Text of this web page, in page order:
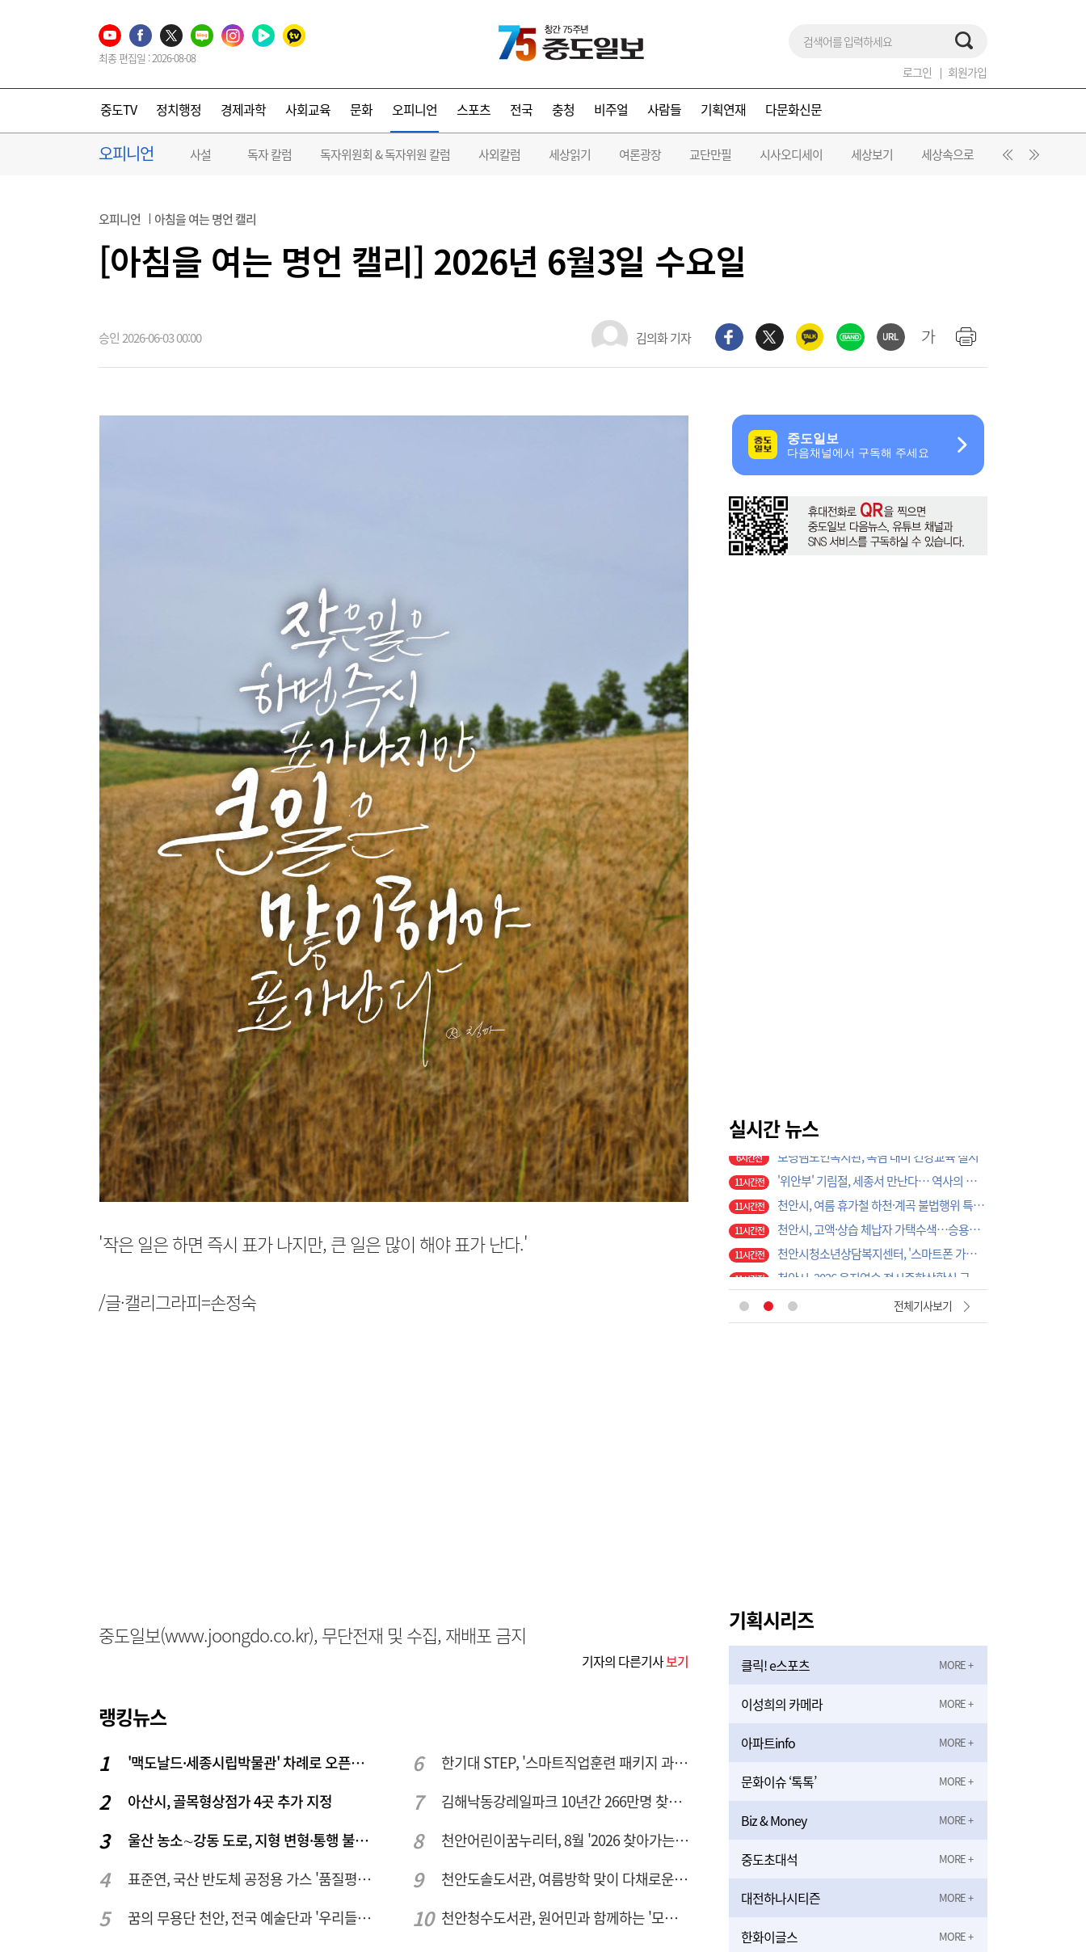
최종 편집일 : 2026-08-08
로그인 회원가입
중도TV 정치행정 경제과학 사회교육 문화 오피니언 스포츠 전국 충청 비주얼 사람들 기획연재 다문화신문
오피니언 사설 독자 칼럼 독자위원회 & 독자위원 칼럼 사외칼럼 세상읽기 여론광장 교단만필 시사오디세이 세상보기 세상속으로 춘하추동
오피니언 아침을 여는 명언 캘리
[아침을 여는 명언 캘리] 2026년 6월3일 수요일
승인 2026-06-03 00:00 김의화 기자
'작은 일은 하면 즉시 표가 나지만, 큰 일은 많이 해야 표가 난다.'
/글·캘리그라피=손정숙
중도일보(www.joongdo.co.kr), 무단전재 및 수집, 재배포 금지
기자의 다른기사보기
랭킹뉴스
'맥도날드·세종시립박물관' 차례로 오픈… 고운동 정주여건 좋아진다
아산시, 골목형상점가 4곳 추가 지정
울산 농소∼강동 도로, 지형 변형·통행 불편 해법 찾는다
표준연, 국산 반도체 공정용 가스 '품질평가 체계' 구축
꿈의 무용단 천안, 전국 예술단과 '우리들의 하모니' 선보여
한기대 STEP, '스마트직업훈련 패키지 과정 3기' 모집
김해낙동강레일파크 10년간 266만명 찾았다
천안어린이꿈누리터, 8월 '2026 찾아가는 팝업놀이터' 운영
천안도솔도서관, 여름방학 맞이 다채로운 독서문화 프로그램 운영
천안청수도서관, 원어민과 함께하는 '모든 영어 모든 독서' 운영
실시간 뉴스
6시간전 보령댐노인복지관, 폭염 대비 건강교육 실시
11시간전 천안시, 여름 휴가철 하천·계곡 불법행위 특별단속
11시간전
11시간전 천안시청소년상담복지센터, '스마트폰 가족치유캠프' 운영
11시간전
11시간전
3시간전 충주시시설관리공단, 재난안전통신망 정기교신…현장 대응체계 강화
3시간전
전체기사보기
기획시리즈
클릭! e스포츠
이성희의 카메라
아파트info
문화이슈 ‘톡톡’
Biz & Money
중도초대석
대전하나시티즌
한화이글스